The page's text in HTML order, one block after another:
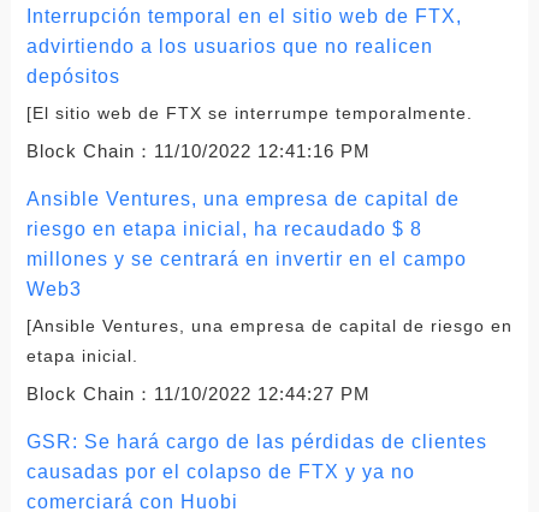
Interrupción temporal en el sitio web de FTX,
advirtiendo a los usuarios que no realicen
depósitos
[El sitio web de FTX se interrumpe temporalmente.
Block Chain： 11/10/2022 12:41:16 PM
Ansible Ventures, una empresa de capital de
riesgo en etapa inicial, ha recaudado $ 8
millones y se centrará en invertir en el campo
Web3
[Ansible Ventures, una empresa de capital de riesgo en
etapa inicial.
Block Chain： 11/10/2022 12:44:27 PM
GSR: Se hará cargo de las pérdidas de clientes
causadas por el colapso de FTX y ya no
comerciará con Huobi